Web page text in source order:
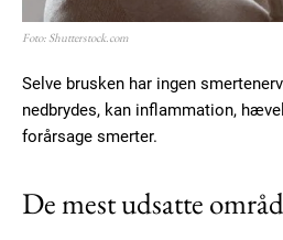
Foto: Shutterstock.com
Selve brusken har ingen
nedbrydes, kan inflammation,
forårsage smerter.
De mest udsatte